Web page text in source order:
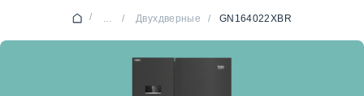
/ ... / Двухдверные / GN164022XBR